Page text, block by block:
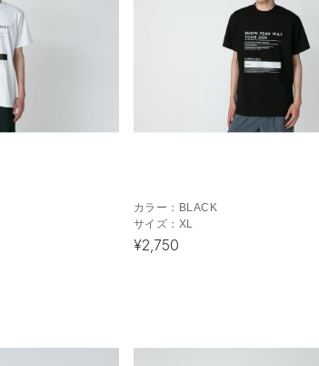
カラー： BLACK
サイズ： XL
¥2,750